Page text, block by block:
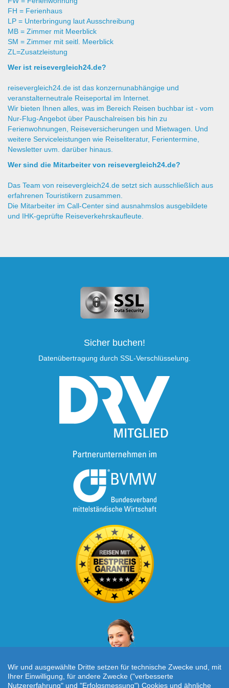
FH = Ferienhaus
LP = Unterbringung laut Ausschreibung
MB = Zimmer mit Meerblick
SM = Zimmer mit seitl. Meerblick
ZL=Zusatzleistung
Wer ist reisevergleich24.de?
reisevergleich24.de ist das konzernunabhängige und
veranstalterneutrale Reiseportal im Internet.
Wir bieten Ihnen alles, was im Bereich Reisen buchbar ist - vom
Nur-Flug-Angebot über Pauschalreisen bis hin zu
Ferienwohnungen, Reiseversicherungen und Mietwagen. Und
weitere Serviceleistungen wie Reiseliteratur, Ferientermine,
Newsletter uvm. darüber hinaus.
Wer sind die Mitarbeiter von reisevergleich24.de?
Das Team von reisevergleich24.de setzt sich ausschließlich aus
erfahrenen Touristikern zusammen.
Die Mitarbeiter im Call-Center sind ausnahmslos ausgebildete
und IHK-geprüfte Reiseverkehrskaufleute.
Sicher buchen!
Datenübertragung durch SSL-Verschlüsselung.
Wir und ausgewählte Dritte setzen für technische Zwecke und, mit
Ihrer Einwilligung, für andere Zwecke ("verbesserte
Nutzererfahrung" und "Erfolgsmessung") Cookies und ähnliche